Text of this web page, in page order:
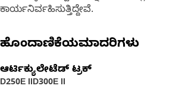
ಕಾರ್ಯನಿರ್ವಹಿಸುತ್ತಿದ್ದೇವೆ.
ಹೊಂದಾಣಿಕೆಯಮಾದರಿಗಳು
ಆರ್ಟಿಕ್ಯುಲೇಟೆಡ್ ಟ್ರಕ್
D250E IID300E II